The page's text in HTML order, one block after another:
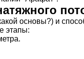
основы?) и
этапы: